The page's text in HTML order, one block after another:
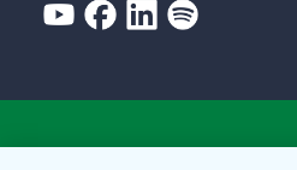
Valstybinė mokesčių